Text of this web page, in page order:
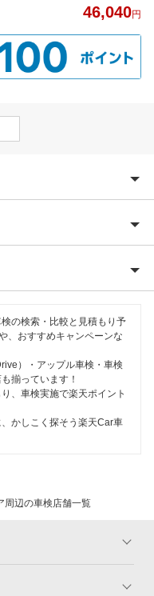
46,040円
の検索・比較と見積もり予
、おすすめキャンペーンな
）・アップル車検・車検
揃っています！
、車検実施で楽天ポイント
かしこく探そう楽天Car車
周辺の車検店舗一覧